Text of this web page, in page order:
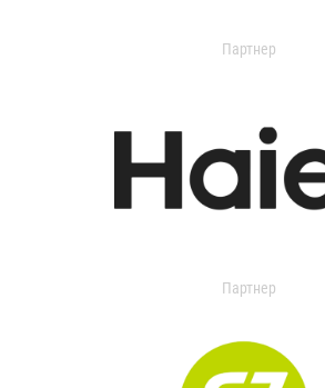
Партнер
Партнер